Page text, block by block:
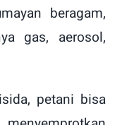
beragam,
gas, aerosol,
petani bisa